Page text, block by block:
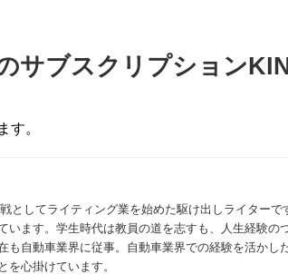
サブスクリプション
。
としてライティング業を始めた駆け出しライター
います。学生時代は教員の道を志すも、人生経験の
も自動車業界に従事。自動車業界での経験を活かし
心掛けています。